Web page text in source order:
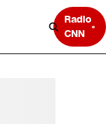
Radio
CNN